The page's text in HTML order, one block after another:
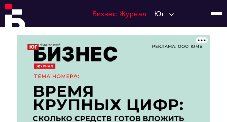
Бизнес Журнал: Юг
Франчайзинг
Номера журнала